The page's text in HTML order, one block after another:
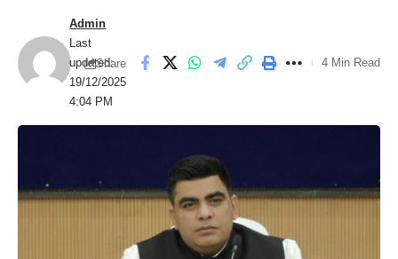
Last
updated:
19/12/2025
4:04 PM
Admin
Share 4 Min Read